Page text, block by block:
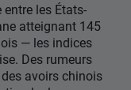
les États-
atteignant 145
— les indices
Des rumeurs
avoirs chinois